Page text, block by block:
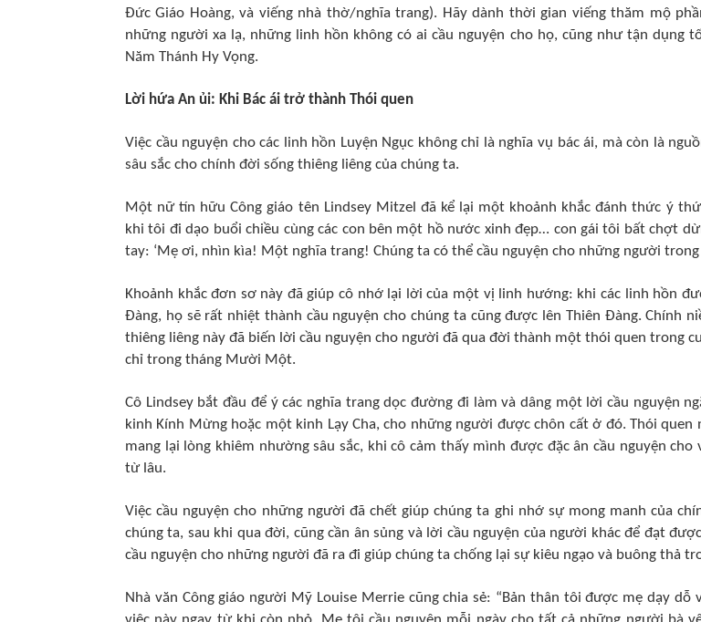
Đức Giáo Hoàng, và viếng nhà thờ/nghĩa trang). Hãy dành thời gian viếng thăm mộ
những người xa lạ, những linh hồn không có ai cầu nguyện cho họ, cũng như tận dụng
Năm Thánh Hy Vọng.
Lời hứa An ủi: Khi Bác ái trở thành Thói quen
Việc cầu nguyện cho các linh hồn Luyện Ngục không chỉ là nghĩa vụ bác ái, mà còn là
sâu sắc cho chính đời sống thiêng liêng của chúng ta.
Một nữ tín hữu Công giáo tên Lindsey Mitzel đã kể lại một khoảnh khắc đánh thức ý
khi tôi đi dạo buổi chiều cùng các con bên một hồ nước xinh đẹp… con gái tôi bất chợt
tay: ‘Mẹ ơi, nhìn kìa! Một nghĩa trang! Chúng ta có thể cầu nguyện cho những người trong
Khoảnh khắc đơn sơ này đã giúp cô nhớ lại lời của một vị linh hướng: khi các linh hồn
Đàng, họ sẽ rất nhiệt thành cầu nguyện cho chúng ta cũng được lên Thiên Đàng. Chính
thiêng liêng này đã biến lời cầu nguyện cho người đã qua đời thành một thói quen trong
chỉ trong tháng Mười Một.
Cô Lindsey bắt đầu để ý các nghĩa trang dọc đường đi làm và dâng một lời cầu nguyện
kinh Kính Mừng hoặc một kinh Lạy Cha, cho những người được chôn cất ở đó. Thói quen
mang lại lòng khiêm nhường sâu sắc, khi cô cảm thấy mình được đặc ân cầu nguyện cho
từ lâu.
Việc cầu nguyện cho những người đã chết giúp chúng ta ghi nhớ sự mong manh của
chúng ta, sau khi qua đời, cũng cần ân sủng và lời cầu nguyện của người khác để đạt
cầu nguyện cho những người đã ra đi giúp chúng ta chống lại sự kiêu ngạo và buông thả
Nhà văn Công giáo người Mỹ Louise Merrie cũng chia sẻ: “Bản thân tôi được mẹ dạy dỗ